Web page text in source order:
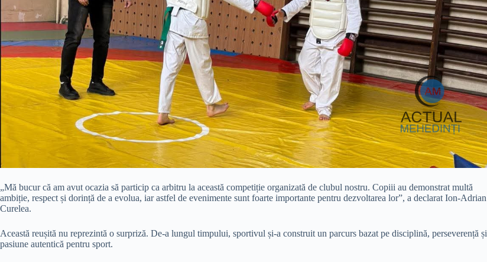
„Mă bucur că am avut ocazia să particip ca arbitru la această competiție organizată de clubul nostru. Copiii au demonstrat multă
ambiție, respect și dorință de a evolua, iar astfel de evenimente sunt foarte importante pentru dezvoltarea lor”, a declarat Ion-Adrian
Curelea.
Această reușită nu reprezintă o surpriză. De-a lungul timpului, sportivul și-a construit un parcurs bazat pe disciplină, perseverență și
pasiune autentică pentru sport.